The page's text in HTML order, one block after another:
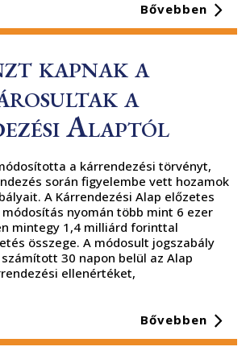
Bővebben
kapnak a
a
Alaptól
a kárrendezési törvényt,
során figyelembe vett hozamok
A Kárrendezési Alap előzetes
nyomán több mint 6 ezer
mintegy 1,4 milliárd forinttal
összege. A módosult jogszabály
30 napon belül az Alap
ellenértéket,
Bővebben